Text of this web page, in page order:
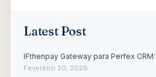
Latest Post
IFthenpay Gateway para Perfex CRM:
Fevereiro 20, 2026